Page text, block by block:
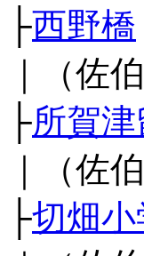
├西野橋
｜（佐
├所賀
｜（佐
├切畑